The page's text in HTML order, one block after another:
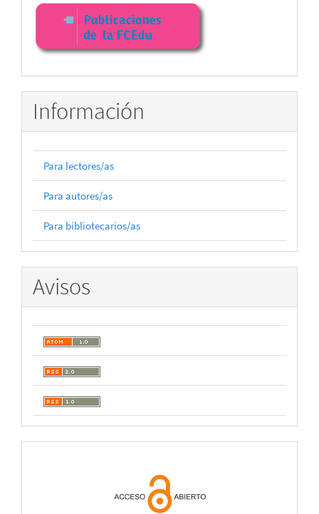
Información
Para lectores/as
Para autores/as
Para bibliotecarios/as
Avisos